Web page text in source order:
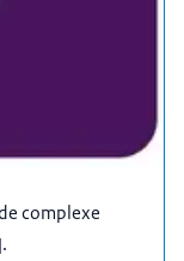
complexe